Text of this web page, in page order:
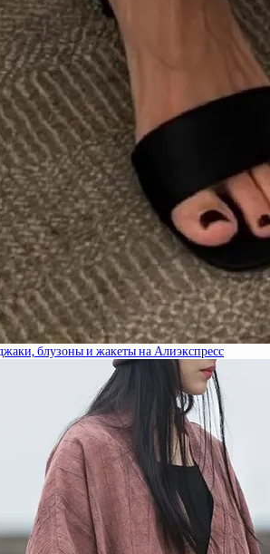
блузоны и жакеты на Алиэкспресс